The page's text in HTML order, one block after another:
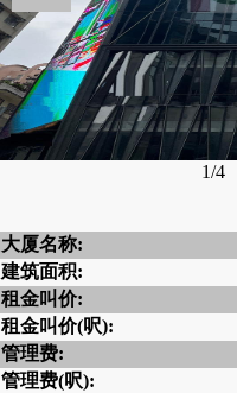
1/4
大厦名称:
建筑面积:
租金叫价:
租金叫价(呎):
管理费:
管理费(呎):